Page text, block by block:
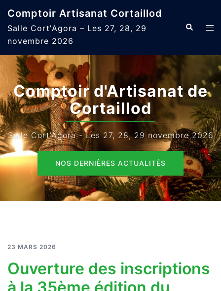
contenu
Comptoir Artisanat Cortaillod
Salle Cort'Agora – Les 27, 28, 29
novembre 2026
Comptoir d'Artisanat de
Cortaillod
Salle Cort'Agora - Les 27, 28, 29 novembre 2026
NOS DERNIÈRES ACTUALITÉS
23 MARS 2026
Ouverture des inscriptions